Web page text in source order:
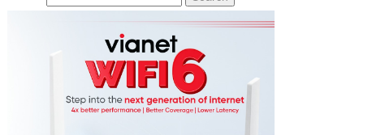
for: